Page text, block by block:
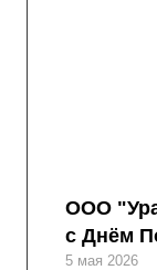
ООО
с Днём
5 мая 2026